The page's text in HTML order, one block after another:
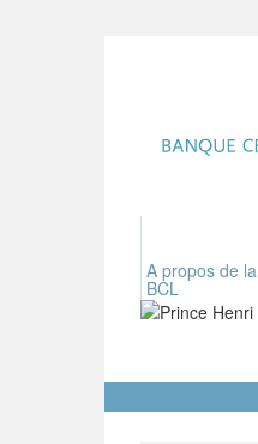
A propos de la
BCL